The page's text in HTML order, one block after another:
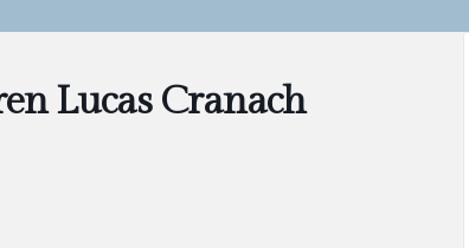
Lucas Cranach